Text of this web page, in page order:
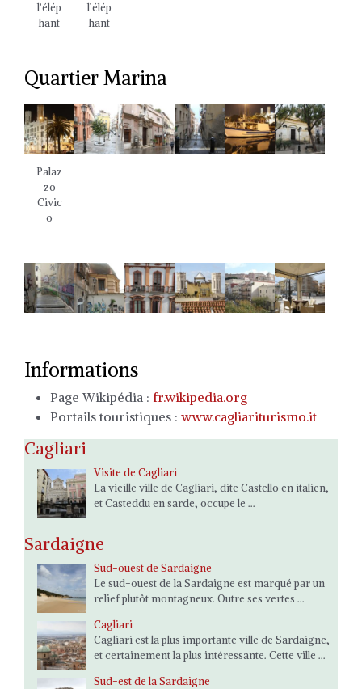
l’élép
hant
l’élép
hant
Quartier Marina
Palaz
zo
Civic
o
Informations
Page Wikipédia : fr.wikipedia.org
Portails touristiques : www.cagliariturismo.it
Cagliari
Visite de Cagliari
La vieille ville de Cagliari, dite Castello en italien,
et Casteddu en sarde, occupe le ...
Sardaigne
Sud-ouest de Sardaigne
Le sud-ouest de la Sardaigne est marqué par un
relief plutôt montagneux. Outre ses vertes ...
Cagliari
Cagliari est la plus importante ville de Sardaigne,
et certainement la plus intéressante. Cette ville ...
Sud-est de la Sardaigne